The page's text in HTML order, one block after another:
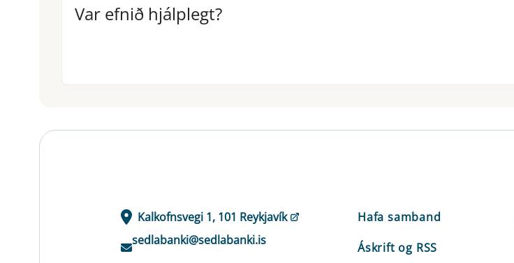
Var efnið hjálplegt?
Var efnið hjálplegt?
Kalkofnsvegi 1, 101 Reykjavík
sedlabanki@sedlabanki.is
Hafa samband
Áskrift og RSS